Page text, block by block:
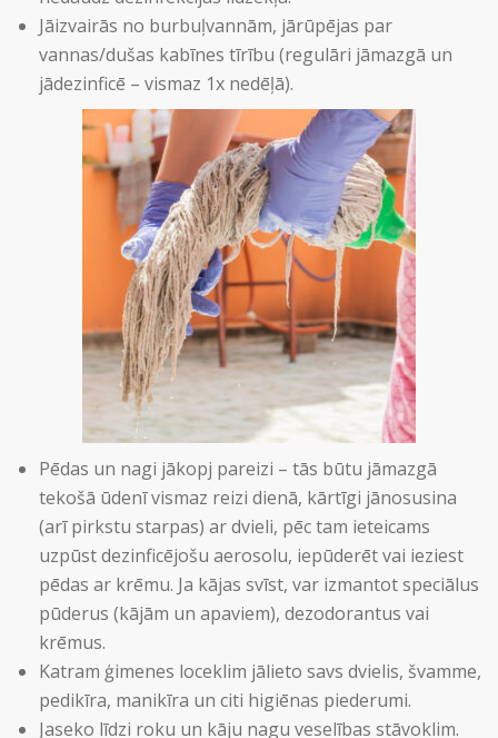
Jāizvairās no burbuļvannām, jārūpējas par
vannas/dušas kabīnes tīrību (regulāri jāmazgā un
jādezinficē – vismaz 1x nedēļā).
Pēdas un nagi jākopj pareizi – tās būtu jāmazgā
tekošā ūdenī vismaz reizi dienā, kārtīgi jānosusina
(arī pirkstu starpas) ar dvieli, pēc tam ieteicams
uzpūst dezinficējošu aerosolu, iepūderēt vai ieziest
pēdas ar krēmu. Ja kājas svīst, var izmantot speciālus
pūderus (kājām un apaviem), dezodorantus vai
krēmus.
Katram ģimenes loceklim jālieto savs dvielis, švamme,
pedikīra, manikīra un citi higiēnas piederumi.
Jaseko līdzi roku un kāju nagu veselības stāvoklim.